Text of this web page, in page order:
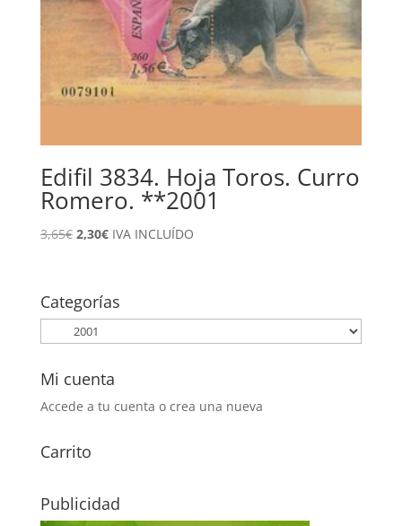
Edifil 3834. Hoja Toros. Curro
Romero. **2001
3,65€ El
3,65€.
2,30€El
2,30€.
IVA INCLUÍDO
Categorías
Mi cuenta
Accede a tu cuenta o crea una nueva
Carrito
Publicidad